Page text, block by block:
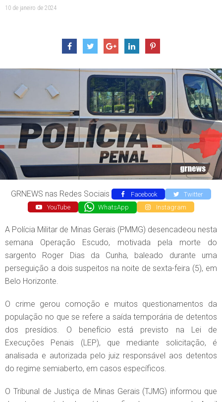
10 de janeiro de 2024
GRNEWS nas Redes Sociais Facebook
Twitter
YouTube
WhatsApp Instagram
A Polícia Militar de Minas Gerais (PMMG) desencadeou nesta
semana Operação Escudo, motivada pela morte do
sargento Roger Dias da Cunha, baleado durante uma
perseguição a dois suspeitos na noite de sexta-feira (5), em
Belo Horizonte.
O crime gerou comoção e muitos questionamentos da
população no que se refere a saída temporária de detentos
dos presídios. O benefício está previsto na Lei de
Execuções Penais (LEP), que mediante solicitação, é
analisada e autorizada pelo juiz responsável aos detentos
do regime semiaberto, em casos específicos.
O Tribunal de Justiça de Minas Gerais (TJMG) informou que